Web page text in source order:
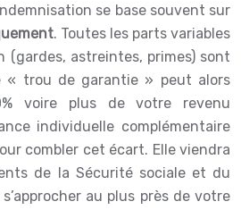
se base souvent sur
. Toutes les parts variables
(gardes, astreintes, primes) sont
« trou de garantie » peut alors
voire plus de votre revenu
individuelle complémentaire
combler cet écart. Elle viendra
de la Sécurité sociale et du
au plus près de votre